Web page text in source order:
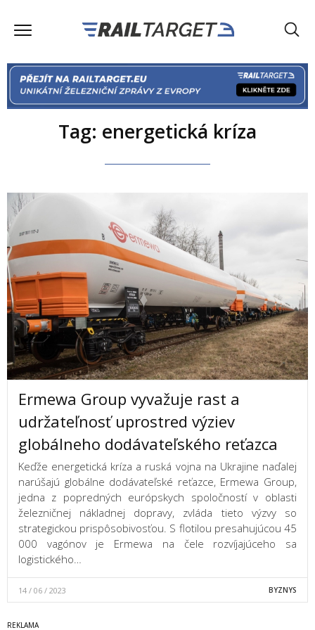
Tag: energetická kríza
Ermewa Group vyvažuje rast a
udržateľnosť uprostred výziev
globálneho dodávateľského reťazca
Keďže energetická kríza a ruská vojna na Ukrajine naďalej
narúšajú globálne dodávateľské reťazce, Ermewa Group,
jedna z popredných európskych spoločností v oblasti
železničnej nákladnej dopravy, zvláda tieto výzvy so
strategickou prispôsobivosťou. S flotilou presahujúcou 45
000 vagónov je Ermewa na čele rozvíjajúceho sa
logistického…
14 / 06 / 2023 BYZNYS